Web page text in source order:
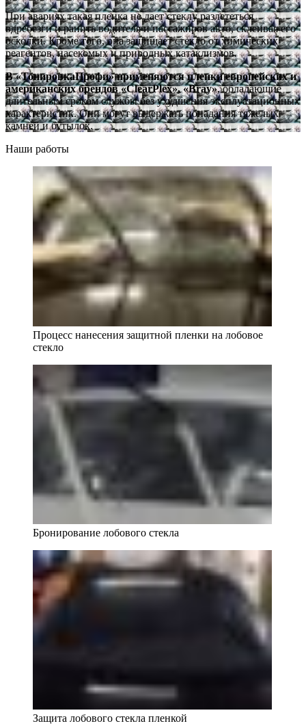
При авариях такая пленка не дает стеклу разлететься
вдребезги и ранить водителя и пассажиров авто, склеивая его
осколки. Кроме того, она защищает стекло от химических
реагентов, насекомых и природных катаклизмов.
В «ТонировкаПрофи» применяются пленки европейских и
американских брендов «ClearPlex», «Bray», обладающие
длительным сроком службы без ухудшения эксплуатационных
характеристик. Они могут выдержать попадания тяжелых
камней и бутылок.
Наши работы
Процесс нанесения защитной пленки на лобовое
стекло
Бронирование лобового стекла
Защита лобового стекла пленкой